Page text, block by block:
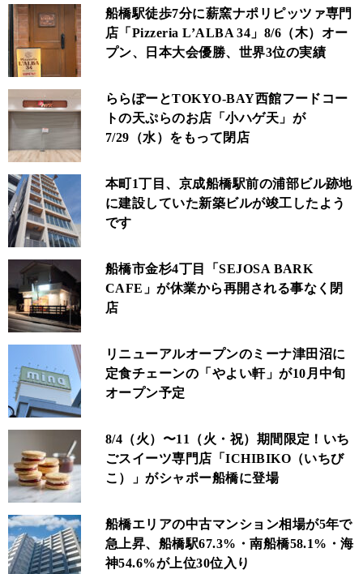
船橋駅徒歩7分に薪窯ナポリピッツァ専門
店「Pizzeria L’ALBA 34」8/6（木）オー
プン、日本大会優勝、世界3位の実績
ららぽーとTOKYO‐BAY西館フードコー
トの天ぷらのお店「小ハゲ天」が
7/29（水）をもって閉店
本町1丁目、京成船橋駅前の浦部ビル跡地
に建設していた新築ビルが竣工したよう
です
船橋市金杉4丁目「SEJOSA BARK
CAFE」が休業から再開される事なく閉
店
リニューアルオープンのミーナ津田沼に
定食チェーンの「やよい軒」が10月中旬
オープン予定
8/4（火）〜11（火・祝）期間限定！いち
ごスイーツ専門店「ICHIBIKO（いちび
こ）」がシャポー船橋に登場
船橋エリアの中古マンション相場が5年で
急上昇、船橋駅67.3%・南船橋58.1%・海
神54.6%が上位30位入り